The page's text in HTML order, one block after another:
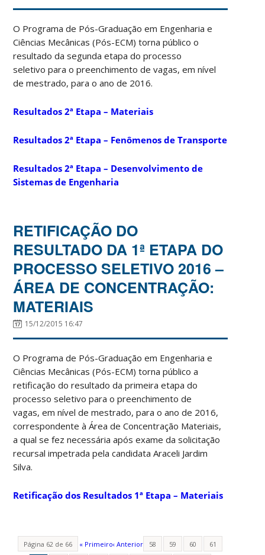
O Programa de Pós-Graduação em Engenharia e
Ciências Mecânicas (Pós-ECM) torna público o
resultado da segunda etapa do processo
seletivopara o preenchimento de vagas, em nível
de mestrado, para o ano de 2016.
Resultados 2ª Etapa – Materiais
Resultados 2ª Etapa – Fenômenos de Transporte
Resultados 2ª Etapa – Desenvolvimento de
Sistemas de Engenharia
RETIFICAÇÃO DO
RESULTADO DA 1ª ETAPA DO
PROCESSO SELETIVO 2016 –
ÁREA DE CONCENTRAÇÃO:
MATERIAIS
15/12/2015 16:47
O Programa de Pós-Graduação em Engenharia e
Ciências Mecânicas (Pós-ECM) torna público a
retificação do resultado da primeira etapa do
processo seletivopara o preenchimento de
vagas, em nível de mestrado, para o ano de 2016,
correspondente à Área de Concentração Materiais,
a qual se fez necessária após exame da solicitação
recursal impetrada pela candidata Araceli Jardim
Silva.
Retificação dos Resultados 1ª Etapa – Materiais
Página 62 de 66 « Primeiro‹ Anterior 58 59 60
61